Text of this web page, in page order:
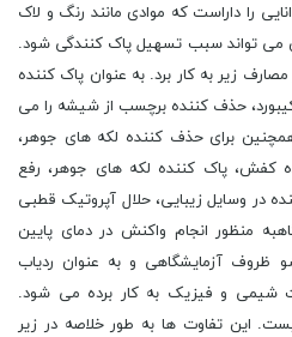
را داراست که موادی مانند رنگ و لاک
می تواند سبب تسهیل پاک کنندگی شود.
زیر به کار برد. به عنوان پاک کننده
حذف کننده برچسب از شیشه را می
برای حذف کننده لکه های جوهر،
کفش، پاک کننده لکه های جوهر، رفع
در وسایل زیبایی، حلال آپروتیک قطبی
منظور انجام واکنش در دمای پایین
آزمایشگاهی و به عنوان ردیاب
شیمی و فیزیک به کار برده می شود.
این تفاوت ها به طور خلاصه در زیر